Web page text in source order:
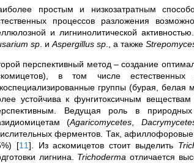
простым и низкозатратным
процессов разложения
и лигнинолитической
sp. иAspergillus sp., а также
перспективный метод ­– создание
в том числе
группы (бурая,
устойчива к фунгитоксичным
Ведущая роль в
(Agaricomycetes,
ферментов. Так,
[11]. Из аскомицетов стоит выделить
лигнина. Trichoderma отличается